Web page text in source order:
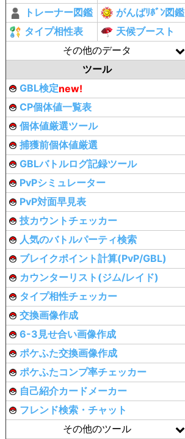
トレーナー図鑑
がんばﾘﾎﾞﾝ図鑑
タイプ相性表
天候ブースト
その他のデータ
ツール
GBL検定new!
CP個体値一覧表
個体値厳選ツール
捕獲前個体値厳選
GBLバトルログ記録ツール
PvPシミュレーター
PvP対面早見表
技カウントチェッカー
人気のバトルパーティ検索
ブレイクポイント計算(PvP/GBL)
カウンターリスト(ジム/レイド)
タイプ相性チェッカー
交換画像作成
6-3見せ合い画像作成
ポケふた交換画像作成
ポケふたコンプ率チェッカー
自己紹介カードメーカー
フレンド検索・チャット
その他のツール